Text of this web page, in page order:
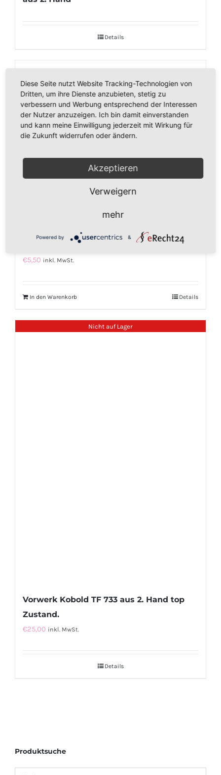
Details
Polster Düse mit oval Anschluss Kobold
130, 131, 135, 136, Vorwerk Tiger 252, 260,
270, 300 Vorwerk passend.
€5,50 inkl. MwSt.
In den Warenkorb Details
Nicht auf Lager
Vorwerk Kobold TF 733 aus 2. Hand top
Zustand.
€25,00 inkl. MwSt.
Details
Produktsuche
Diese Seite nutzt Website Tracking-Technologien von
Dritten, um ihre Dienste anzubieten, stetig zu
verbessern und Werbung entsprechend der Interessen
der Nutzer anzuzeigen. Ich bin damit einverstanden
und kann meine Einwilligung jederzeit mit Wirkung für
die Zukunft widerrufen oder ändern.
Akzeptieren
Verweigern
mehr
Powered by &